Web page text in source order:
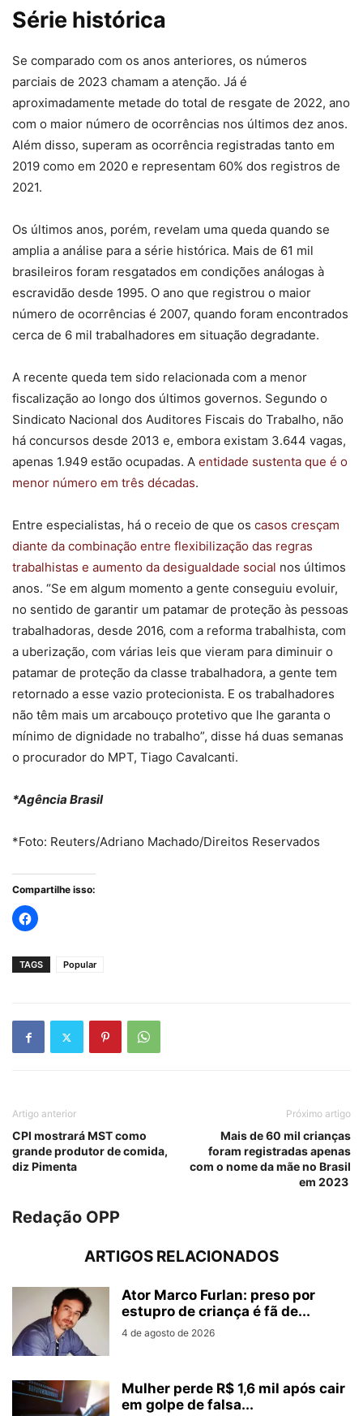
Série histórica
Se comparado com os anos anteriores, os números
parciais de 2023 chamam a atenção. Já é
aproximadamente metade do total de resgate de 2022, ano
com o maior número de ocorrências nos últimos dez anos.
Além disso, superam as ocorrência registradas tanto em
2019 como em 2020 e representam 60% dos registros de
2021.
Os últimos anos, porém, revelam uma queda quando se
amplia a análise para a série histórica. Mais de 61 mil
brasileiros foram resgatados em condições análogas à
escravidão desde 1995. O ano que registrou o maior
número de ocorrências é 2007, quando foram encontrados
cerca de 6 mil trabalhadores em situação degradante.
A recente queda tem sido relacionada com a menor
fiscalização ao longo dos últimos governos. Segundo o
Sindicato Nacional dos Auditores Fiscais do Trabalho, não
há concursos desde 2013 e, embora existam 3.644 vagas,
apenas 1.949 estão ocupadas. A entidade sustenta que é o
menor número em três décadas.
Entre especialistas, há o receio de que os casos cresçam
diante da combinação entre flexibilização das regras
trabalhistas e aumento da desigualdade social nos últimos
anos. “Se em algum momento a gente conseguiu evoluir,
no sentido de garantir um patamar de proteção às pessoas
trabalhadoras, desde 2016, com a reforma trabalhista, com
a uberização, com várias leis que vieram para diminuir o
patamar de proteção da classe trabalhadora, a gente tem
retornado a esse vazio protecionista. E os trabalhadores
não têm mais um arcabouço protetivo que lhe garanta o
mínimo de dignidade no trabalho”, disse há duas semanas
o procurador do MPT, Tiago Cavalcanti.
*Agência Brasil
*Foto: Reuters/Adriano Machado/Direitos Reservados
Compartilhe isso:
TAGS Popular
Artigo anterior
CPI mostrará MST como
grande produtor de comida,
diz Pimenta
Próximo artigo
Mais de 60 mil crianças
foram registradas apenas
com o nome da mãe no Brasil
em 2023
Redação OPP
ARTIGOS RELACIONADOS
Ator Marco Furlan: preso por
estupro de criança é fã de...
4 de agosto de 2026
Mulher perde R$ 1,6 mil após cair
em golpe de falsa...